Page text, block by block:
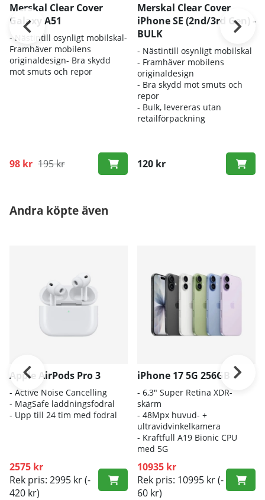
Merskal Clear Cover
Galaxy A51
- Nästintill osynligt mobilskal-
Framhäver mobilens
originaldesign- Bra skydd
mot smuts och repor
98 kr 195 kr
Merskal Clear Cover
iPhone SE (2nd/3rd Gen) -
BULK
- Nästintill osynligt mobilskal
- Framhäver mobilens
originaldesign
- Bra skydd mot smuts och
repor
- Bulk, levereras utan
retailförpackning
120 kr
Andra köpte även
Apple AirPods Pro 3
- Active Noise Cancelling
- MagSafe laddningsfodral
- Upp till 24 tim med fodral
2575 kr
Rek pris: 2995 kr(-
420 kr)
iPhone 17 5G 256GB
- 6,3" Super Retina XDR-
skärm
- 48Mpx huvud- +
ultravidvinkelkamera
- Kraftfull A19 Bionic CPU
med 5G
10935 kr
Rek pris: 10995 kr(-
60 kr)